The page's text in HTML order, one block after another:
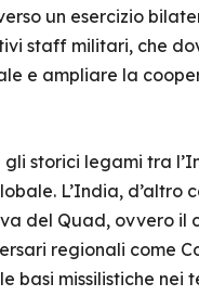
un esercizio
staff militari, che
e ampliare la
storici legami tra
L’India, d’altro
del Quad, ovvero il
regionali come
basi missilistiche nei